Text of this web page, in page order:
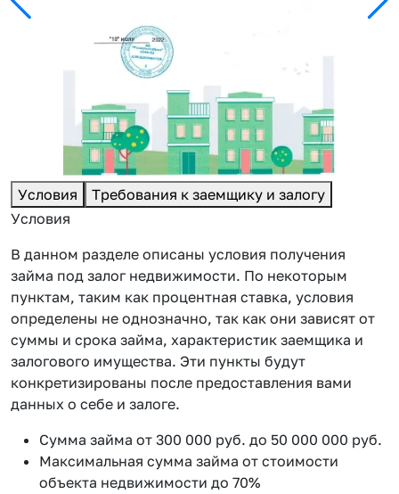
Условия
Требования к заемщику и залогу
Условия
В данном разделе описаны условия получения
займа под залог недвижимости. По некоторым
пунктам, таким как процентная ставка, условия
определены не однозначно, так как они зависят от
суммы и срока займа, характеристик заемщика и
залогового имущества. Эти пункты будут
конкретизированы после предоставления вами
данных о себе и залоге.
Сумма займа от 300 000 руб. до 50 000 000 руб.
Максимальная сумма займа от стоимости
объекта недвижимости до 70%